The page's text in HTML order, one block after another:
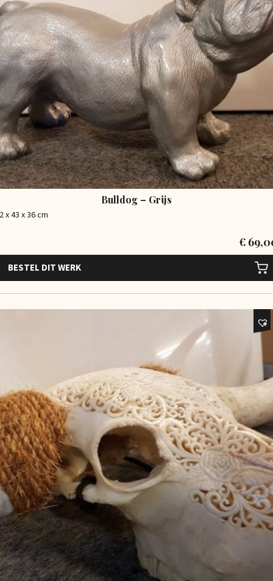
Bulldog – Grijs
x 43 x 36 cm
€
BESTEL DIT WERK